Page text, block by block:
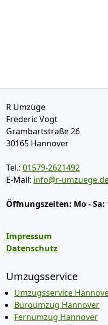
R Umzüge
Frederic Vogt
Grambartstraße 26
30165 Hannover
Tel.: 01579-2621492
E-Mail: info@r-
Öffnungszeiten: Mo - Sa:
Impressum
Datenschutz
Umzugsservice
Umzugsservice
Büroumzug Hannover
Fernumzug Hannover